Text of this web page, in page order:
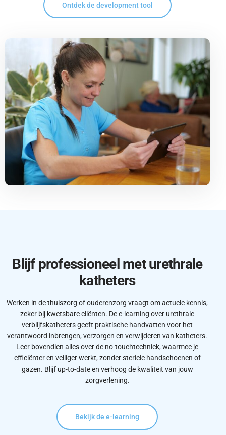
Ontdek de development tool
Blijf professioneel met urethrale
katheters
Werken in de thuiszorg of ouderenzorg vraagt om actuele kennis,
zeker bij kwetsbare cliënten. De e-learning over urethrale
verblijfskatheters geeft praktische handvatten voor het
verantwoord inbrengen, verzorgen en verwijderen van katheters.
Leer bovendien alles over de no-touchtechniek, waarmee je
efficiënter en veiliger werkt, zonder steriele handschoenen of
gazen. Blijf up-to-date en verhoog de kwaliteit van jouw
zorgverlening.
Bekijk de e-learning